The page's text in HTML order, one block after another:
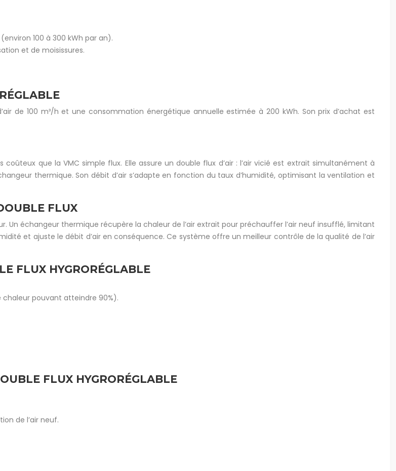
100 à 300 kWh par an).
et de moisissures.
de 100 m³/h et une consommation énergétique annuelle estimée à 200 kWh. Son prix d’achat est
que la VMC simple flux. Elle assure un double flux d’air : l’air vicié est extrait simultanément à
thermique. Son débit d’air s’adapte en fonction du taux d’humidité, optimisant la ventilation et
FLUX
Un échangeur thermique récupère la chaleur de l’air extrait pour préchauffer l’air neuf insufflé, limitant
et ajuste le débit d’air en conséquence. Ce système offre un meilleur contrôle de la qualité de l’air
FLUX HYGRORÉGLABLE
pouvant atteindre 90%).
FLUX HYGRORÉGLABLE
de l’air neuf.